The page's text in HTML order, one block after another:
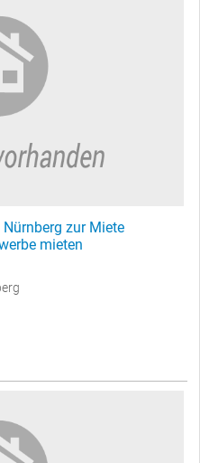
zur Miete
mieten